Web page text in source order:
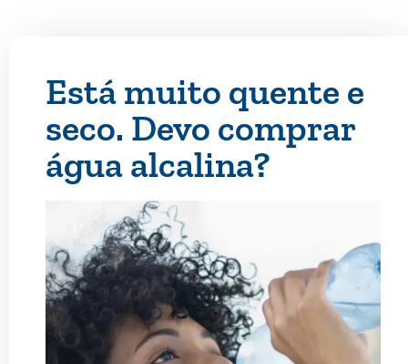
Está muito quente e
seco. Devo comprar
água alcalina?